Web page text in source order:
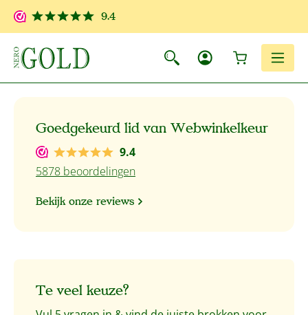
Ga naar de hoofdinhoud
9.4
Goedgekeurd lid van Webwinkelkeur
9.4
5878 beoordelingen
Bekijk onze reviews
Te veel keuze?